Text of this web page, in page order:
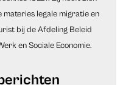
legale migratie en
bij de Afdeling Beleid
en Sociale Economie.